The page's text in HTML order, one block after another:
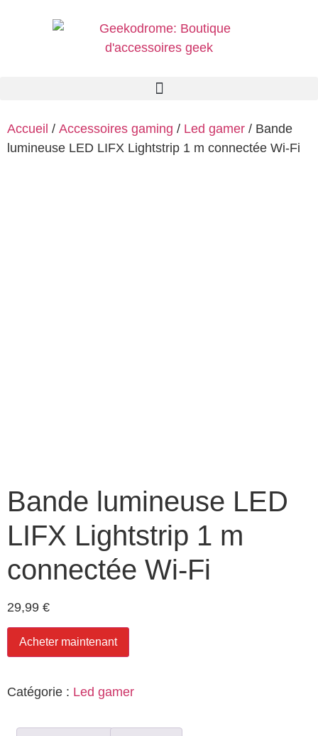
Accueil / Accessoires gaming / Led gamer / Bande
lumineuse LED LIFX Lightstrip 1 m connectée Wi-Fi
Bande lumineuse LED
LIFX Lightstrip 1 m
connectée Wi-Fi
29,99 €
Acheter maintenant
Catégorie : Led gamer